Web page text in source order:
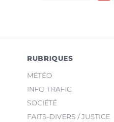
RUBRIQUES
MÉTÉO
INFO TRAFIC
SOCIÉTÉ
FAITS-DIVERS / JUSTICE